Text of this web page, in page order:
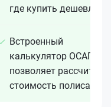
где купить дешевле
Встроенный
калькулятор ОСАГО
позволяет рассчитать
стоимость полиса